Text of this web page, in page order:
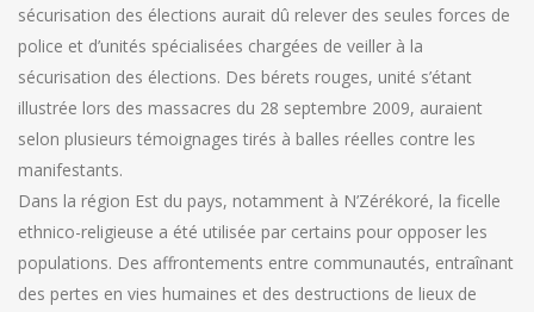
sécurisation des élections aurait dû relever des seules forces de
police et d’unités spécialisées chargées de veiller à la
sécurisation des élections. Des bérets rouges, unité s’étant
illustrée lors des massacres du 28 septembre 2009, auraient
selon plusieurs témoignages tirés à balles réelles contre les
manifestants.
Dans la région Est du pays, notamment à N’Zérékoré, la ficelle
ethnico-religieuse a été utilisée par certains pour opposer les
populations. Des affrontements entre communautés, entraînant
des pertes en vies humaines et des destructions de lieux de